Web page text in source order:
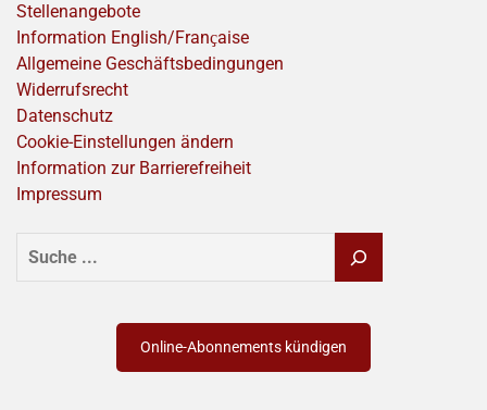
Stellenangebote
Information English/Franҫaise
Allgemeine Geschäftsbedingungen
Widerrufsrecht
Datenschutz
Cookie-Einstellungen ändern
Information zur Barrierefreiheit
Impressum
SUCHEN
Online-Abonnements kündigen